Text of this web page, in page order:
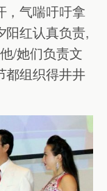
，气喘吁吁拿
阳红认真负责,
/她们负责文
都组织得井井